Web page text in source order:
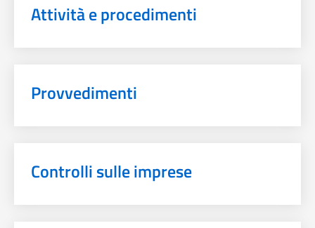
Attività e procedimenti
Provvedimenti
Controlli sulle imprese